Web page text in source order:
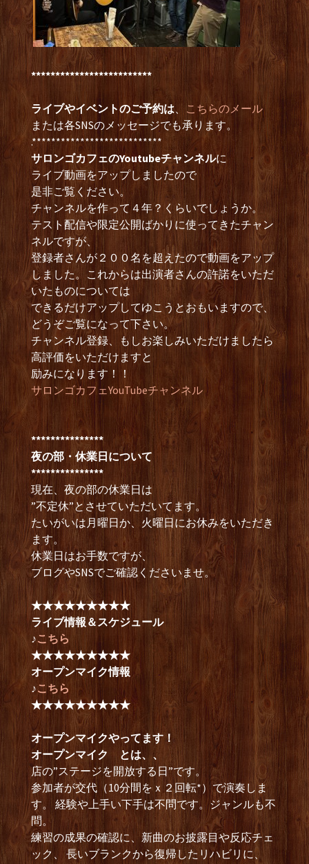
*************************
ライブやイベントのご予約は、 こちらのメール
または各SNSのメッセージでも承ります。
.***************************
サロンゴカフェのYoutubeチャンネルに
ライブ動画をアップしましたので
是非ご覧ください。
チャンネルを作って４年？くらいでしょうか。
テスト配信や限定公開ばかりに使ってきたチャン
ネルですが、
登録者さんが２００名を超えたので動画をアップ
しました。これからは出演者さんの許諾をいただ
いたものについては
できるだけアップしてゆこうとおもいますので、
どうぞご覧になって下さい。
チャンネル登録、もしお楽しみいただけましたら
高評価をいただけますと
励みになります！！
サロンゴカフェYouTubeチャンネル
***************
夜の部・休業日について
***************
現在、夜の部の休業日は
”不定休”とさせていただいてます。
たいがいは月曜日か、火曜日にお休みをいただき
ます。
休業日はお手数ですが、
ブログやSNSでご確認くださいませ。
★★★★★★★★★
ライブ情報＆スケジュール
♪こちら
★★★★★★★★★
オープンマイク情報
♪こちら
★★★★★★★★★
オープンマイクやってます！
オープンマイク とは、、
店の”ステージを開放する日”です。
参加者が交代（10分間をｘ２回転*）で演奏しま
す。 経験や上手い下手は不問です。ジャンルも不
問。
練習の成果の確認に、新曲のお披露目や反応チェ
ック、 長いブランクから復帰したリハビリに、